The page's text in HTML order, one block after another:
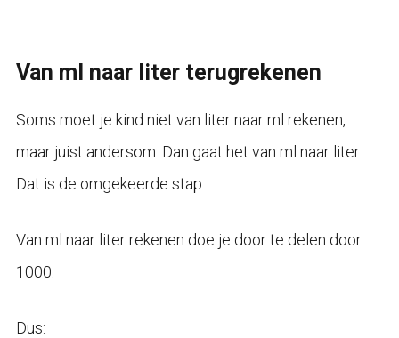
Van ml naar liter terugrekenen
Soms moet je kind niet van liter naar ml rekenen,
maar juist andersom. Dan gaat het van ml naar liter.
Dat is de omgekeerde stap.
Van ml naar liter rekenen doe je door te delen door
1000.
Dus: